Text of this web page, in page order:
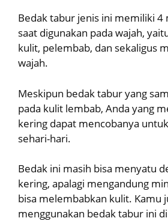
Bedak tabur jenis ini memiliki 4
saat digunakan pada wajah,
kulit, pelembab, dan sekaligus
wajah.
Meskipun bedak tabur yang
pada kulit lembab, Anda yang
kering dapat mencobanya
sehari-hari.
Bedak ini masih bisa menyatu
kering, apalagi mengandung
bisa melembabkan kulit. Kamu
menggunakan bedak tabur ini